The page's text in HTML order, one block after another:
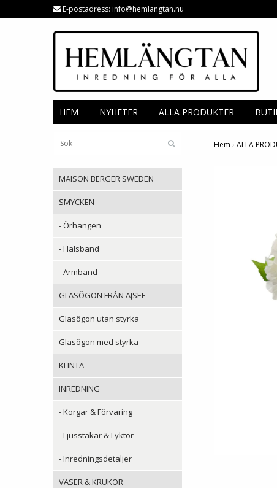
E-postadress: info@hemlangtan.nu
HEM NYHETER ALLA PRODUKTER
MAISON BERGER SWEDEN
SMYCKEN
- Örhängen
- Halsband
- Armband
GLASÖGON FRÅN AJSEE
Glasögon utan styrka
Glasögon med styrka
KLINTA
INREDNING
- Korgar & Förvaring
- Ljusstakar & Lyktor
- Inredningsdetaljer
VASER & KRUKOR
Hem › ALLA